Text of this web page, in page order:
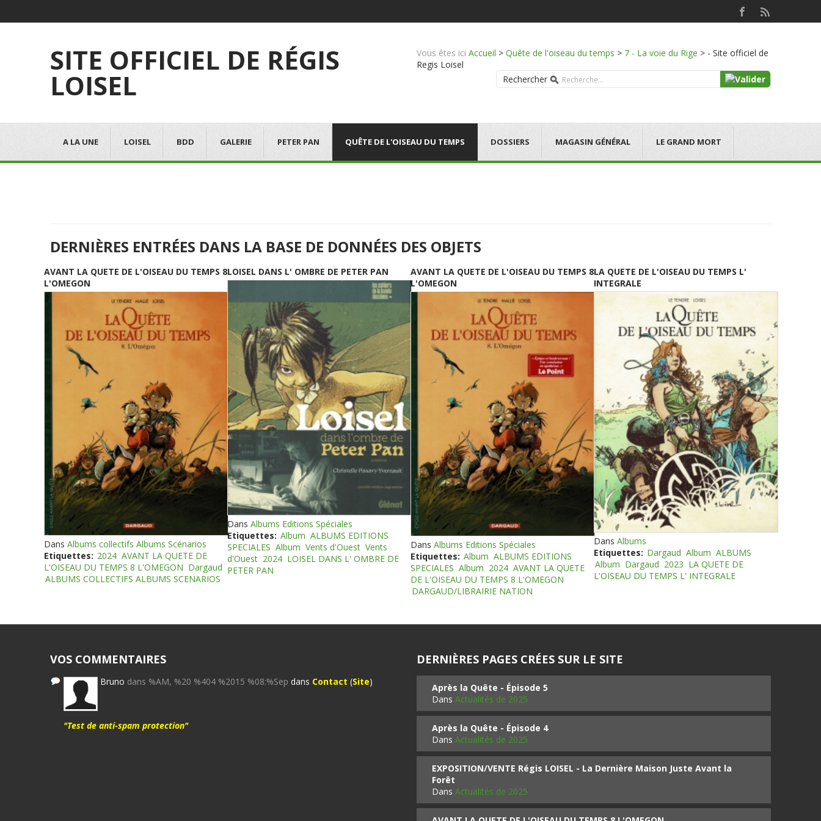
SITE OFFICIEL DE RÉGIS
LOISEL
Vous êtes ici Accueil > Quête de l'oiseau du temps > 7 - La voie du Rige > - Site officiel de
Regis Loisel
Rechercher
A LA UNE LOISEL BDD GALERIE PETER PAN QUÊTE DE L'OISEAU DU TEMPS DOSSIERS MAGASIN GÉNÉRAL LE GRAND MORT
DERNIÈRES ENTRÉES DANS LA BASE DE DONNÉES DES OBJETS
AVANT LA QUETE DE L'OISEAU DU TEMPS 8
L'OMEGON
Dans Albums collectifs Albums Scénarios
Etiquettes: 2024 AVANT LA QUETE DE
L'OISEAU DU TEMPS 8 L'OMEGON Dargaud
ALBUMS COLLECTIFS ALBUMS SCENARIOS
LOISEL DANS L' OMBRE DE PETER PAN
Dans Albums Editions Spéciales
Etiquettes: Album ALBUMS EDITIONS
SPECIALES Album Vents d'Ouest Vents
d'Ouest 2024 LOISEL DANS L' OMBRE DE
PETER PAN
AVANT LA QUETE DE L'OISEAU DU TEMPS 8
L'OMEGON
Dans Albums Editions Spéciales
Etiquettes: Album ALBUMS EDITIONS
SPECIALES Album 2024 AVANT LA QUETE
DE L'OISEAU DU TEMPS 8 L'OMEGON
DARGAUD/LIBRAIRIE NATION
LA QUETE DE L'OISEAU DU TEMPS L'
INTEGRALE
Dans Albums
Etiquettes: Dargaud Album ALBUMS
Album Dargaud 2023 LA QUETE DE
L'OISEAU DU TEMPS L' INTEGRALE
VOS COMMENTAIRES
Bruno dans %AM, %20 %404 %2015 %08:%Sep dans Contact (Site)
"Test de anti-spam protection"
DERNIÈRES PAGES CRÉES SUR LE SITE
Après la Quête - Épisode 5
Dans Actualités de 2025
Après la Quête - Épisode 4
Dans Actualités de 2025
EXPOSITION/VENTE Régis LOISEL - La Dernière Maison Juste Avant la
Forêt
Dans Actualités de 2025